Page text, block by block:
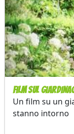
Film sul
Un film su un
stanno intorno